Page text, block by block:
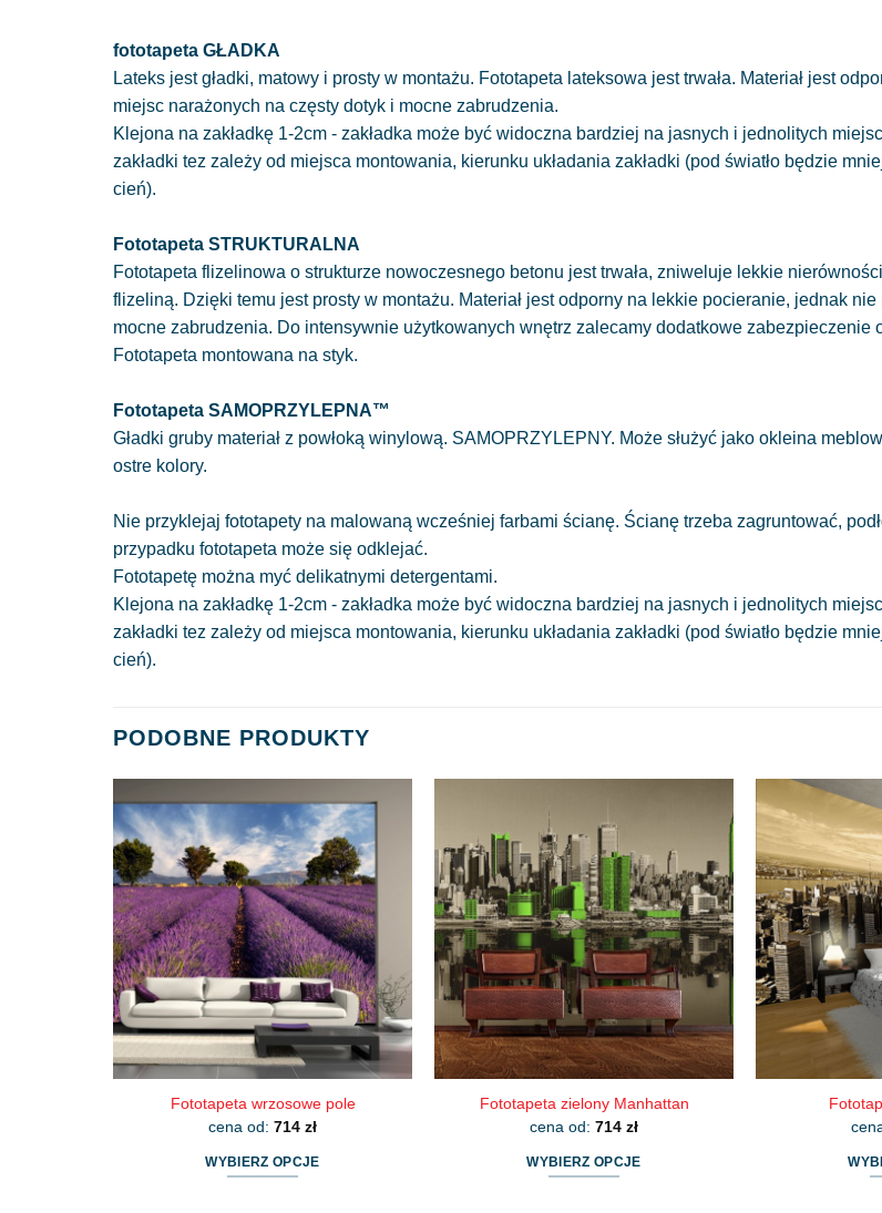
fototapeta GŁADKA
Lateks jest gładki, matowy i prosty w montażu. Fototapeta lateksowa jest trwała. Materiał jest
miejsc narażonych na częsty dotyk i mocne zabrudzenia.
Klejona na zakładkę 1-2cm - zakładka może być widoczna bardziej na jasnych i jednolitych
zakładki tez zależy od miejsca montowania, kierunku układania zakładki (pod światło będzie
cień).
Fototapeta STRUKTURALNA
Fototapeta flizelinowa o strukturze nowoczesnego betonu jest trwała, zniweluje lekkie
flizeliną. Dzięki temu jest prosty w montażu. Materiał jest odporny na lekkie pocieranie, jednak
mocne zabrudzenia. Do intensywnie użytkowanych wnętrz zalecamy dodatkowe zabezpieczenie
Fototapeta montowana na styk.
Fototapeta SAMOPRZYLEPNA™
Gładki gruby materiał z powłoką winylową. SAMOPRZYLEPNY. Może służyć jako okleina
ostre kolory.
Nie przyklejaj fototapety na malowaną wcześniej farbami ścianę. Ścianę trzeba zagruntować,
przypadku fototapeta może się odklejać.
Fototapetę można myć delikatnymi detergentami.
Klejona na zakładkę 1-2cm - zakładka może być widoczna bardziej na jasnych i jednolitych
zakładki tez zależy od miejsca montowania, kierunku układania zakładki (pod światło będzie
cień).
PODOBNE PRODUKTY
Fototapeta wrzosowe pole
cena od: 714 zł
WYBIERZ OPCJE
Fototapeta zielony Manhattan
cena od: 714 zł
WYBIERZ OPCJE